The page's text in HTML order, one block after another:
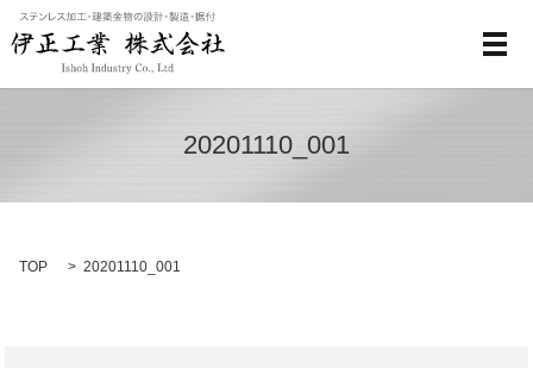
メ
20201110_001
TOP 20201110_001